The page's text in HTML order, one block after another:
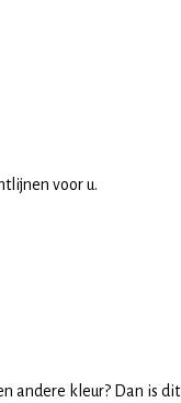
voor u.
andere kleur? Dan is dit